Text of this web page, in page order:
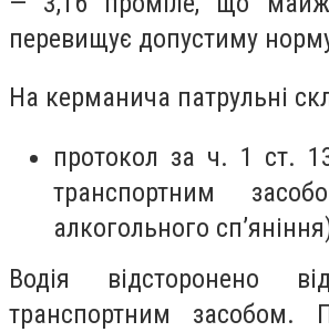
перевищує допустиму
На керманича патрульні
протокол за ч. 1 ст.
транспортним
алкогольного
Водія відсторонено
транспортним засобом.